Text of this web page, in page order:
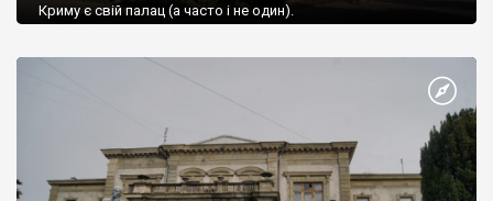
Криму є свій палац (а часто і не один).